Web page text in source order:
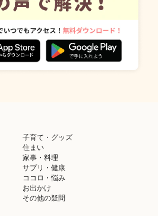
子育て・グッズ
住まい
家事・料理
サプリ・健康
ココロ・悩み
お出かけ
その他の疑問